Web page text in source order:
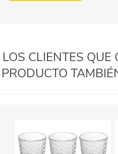
LOS CLIENTES QUE
PRODUCTO